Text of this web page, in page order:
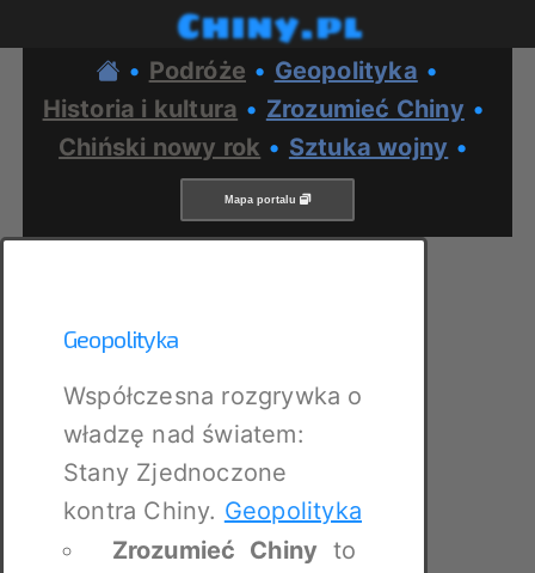
Chiny.pl
• Podróże • Geopolityka •
Historia i kultura • Zrozumieć Chiny•
Chiński nowy rok • Sztuka wojny •
Mapa portalu
Geopolityka
Współczesna rozgrywka o
władzę nad światem:
Stany Zjednoczone
kontra Chiny. Geopolityka
Zrozumieć Chiny to